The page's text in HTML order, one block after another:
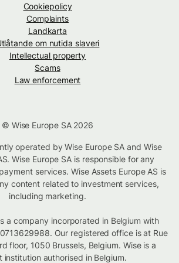
Cookiepolicy
Complaints
Landkarta
om nutida slaveri
Intellectual property
Scams
Law enforcement
© Wise Europe SA 2026
operated by Wise Europe SA and Wise
Wise Europe SA is responsible for any
services. Wise Assets Europe AS is
content related to investment services,
including marketing.
a company incorporated in Belgium with
Our registered office is at Rue
floor, 1050 Brussels, Belgium. Wise is a
institution authorised in Belgium.